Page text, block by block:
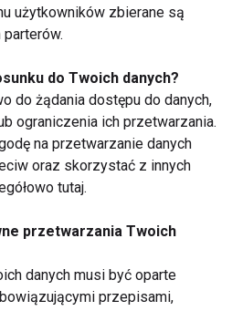
Zdradzamy ślubne
triki gwiazd - jak
dobrze wyglądać,
szybko schudnąć i nie
tylko!
Dieta dla cukrzyka -
sprawdź, jak z
użytkowników zbierane są
do Twoich danych?
do żądania dostępu do danych,
ograniczenia ich przetwarzania.
na przetwarzanie danych
oraz skorzystać z innych
tutaj.
przetwarzania Twoich
danych musi być oparte
przepisami,